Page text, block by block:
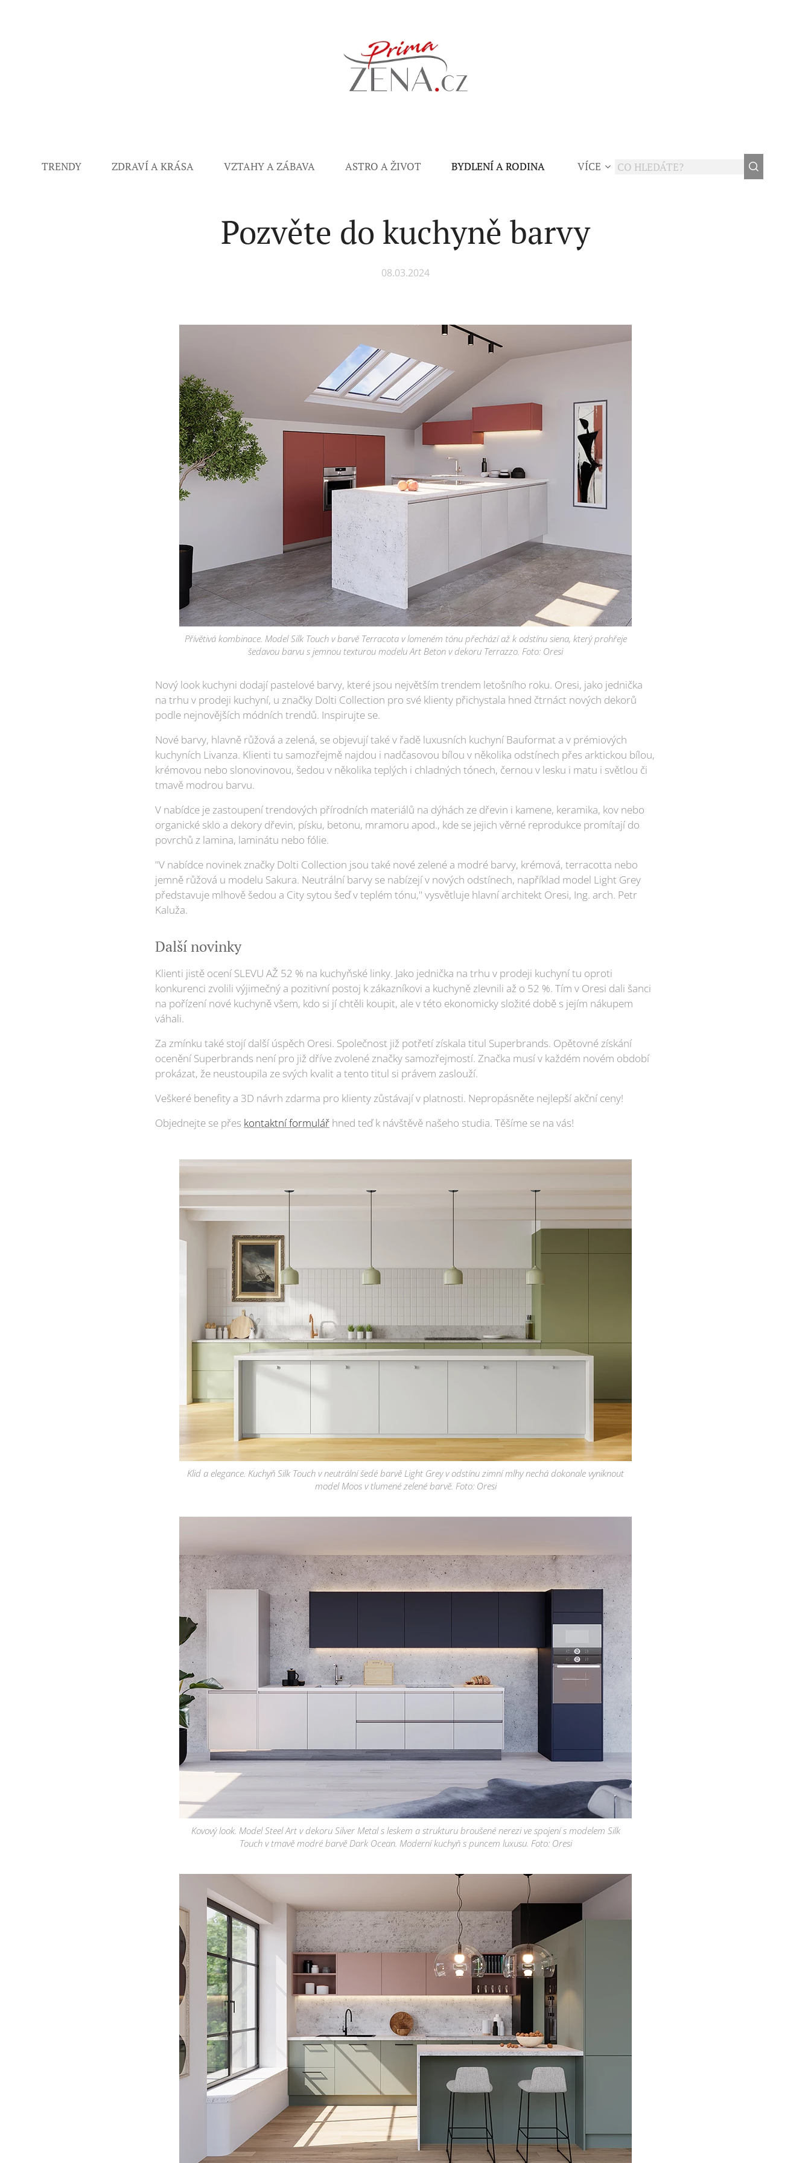
TRENDY ZDRAVÍ A KRÁSA VZTAHY A ZÁBAVA ASTRO A ŽIVOT BYDLENÍ A RODINA VÍCE
Pozvěte do kuchyně barvy
08.03.2024
Přívětivá kombinace. Model Silk Touch v barvě Terracota v lomeném tónu přechází až k odstínu siena, který prohřeje
šedavou barvu s jemnou texturou modelu Art Beton v dekoru Terrazzo. Foto: Oresi
Nový look kuchyni dodají pastelové barvy, které jsou největším trendem letošního roku. Oresi, jako jednička
na trhu v prodeji kuchyní, u značky Dolti Collection pro své klienty přichystala hned čtrnáct nových dekorů
podle nejnovějších módních trendů. Inspirujte se.
Nové barvy, hlavně růžová a zelená, se objevují také v řadě luxusních kuchyní Bauformat a v prémiových
kuchyních Livanza. Klienti tu samozřejmě najdou i nadčasovou bílou v několika odstínech přes arktickou bílou,
krémovou nebo slonovinovou, šedou v několika teplých i chladných tónech, černou v lesku i matu i světlou či
tmavě modrou barvu.
V nabídce je zastoupení trendových přírodních materiálů na dýhách ze dřevin i kamene, keramika, kov nebo
organické sklo a dekory dřevin, písku, betonu, mramoru apod., kde se jejich věrné reprodukce promítají do
povrchů z lamina, laminátu nebo fólie.
"V nabídce novinek značky Dolti Collection jsou také nové zelené a modré barvy, krémová, terracotta nebo
jemně růžová u modelu Sakura. Neutrální barvy se nabízejí v nových odstínech, například model Light Grey
představuje mlhově šedou a City sytou šeď v teplém tónu," vysvětluje hlavní architekt Oresi, Ing. arch. Petr
Kaluža.
Další novinky
Klienti jistě ocení SLEVU AŽ 52 % na kuchyňské linky. Jako jednička na trhu v prodeji kuchyní tu oproti
konkurenci zvolili výjimečný a pozitivní postoj k zákazníkovi a kuchyně zlevnili až o 52 %. Tím v Oresi dali šanci
na pořízení nové kuchyně všem, kdo si jí chtěli koupit, ale v této ekonomicky složité době s jejím nákupem
váhali.
Za zmínku také stojí další úspěch Oresi. Společnost již potřetí získala titul Superbrands. Opětovné získání
ocenění Superbrands není pro již dříve zvolené značky samozřejmostí. Značka musí v každém novém období
prokázat, že neustoupila ze svých kvalit a tento titul si právem zaslouží.
Veškeré benefity a 3D návrh zdarma pro klienty zůstávají v platnosti. Nepropásněte nejlepší akční ceny!
Objednejte se přes kontaktní formulář hned teď k návštěvě našeho studia. Těšíme se na vás!
Klid a elegance. Kuchyň Silk Touch v neutrální šedé barvě Light Grey v odstínu zimní mlhy nechá dokonale vyniknout
model Moos v tlumené zelené barvě. Foto: Oresi
Kovový look. Model Steel Art v dekoru Silver Metal s leskem a strukturu broušené nerezi ve spojení s modelem Silk
Touch v tmavě modré barvě Dark Ocean. Moderní kuchyň s puncem luxusu. Foto: Oresi